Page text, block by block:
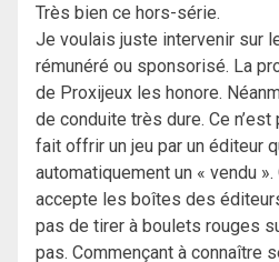
Très bien ce hors-série.
Je voulais juste intervenir sur
rémunéré ou sponsorisé. La
de Proxijeux les honore.
de conduite très dure. Ce n’est
fait offrir un jeu par un éditeur
automatiquement un « vendu
accepte les boîtes des
pas de tirer à boulets rouges
pas. Commençant à connaître